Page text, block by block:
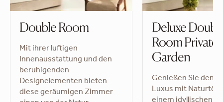
Double Room
Mit ihrer luftigen
Innenausstattung und den
beruhigenden
Designelementen bieten
diese geräumigen Zimmer
Deluxe
Room Private
Garden
Genießen Sie den
Luxus mit
einem idyllischen